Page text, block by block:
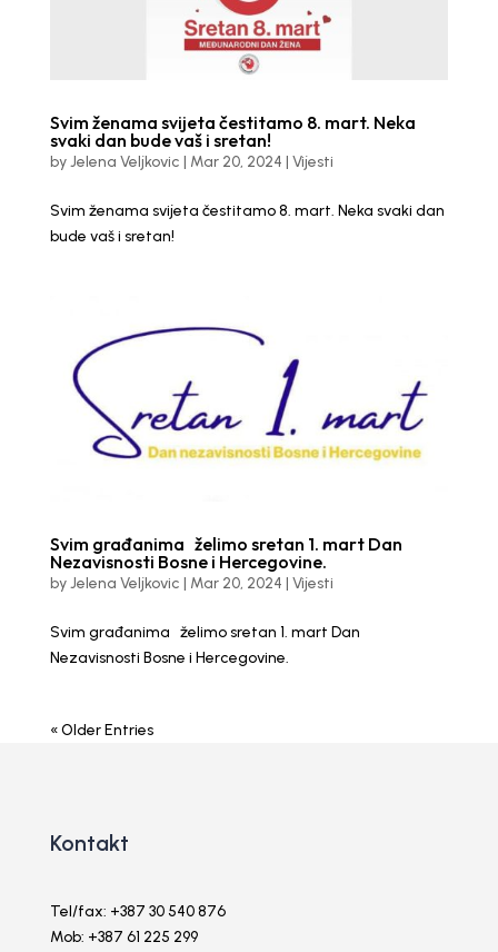
Svim ženama svijeta čestitamo 8. mart. Neka
svaki dan bude vaš i sretan!
byJelena Veljkovic | Mar 20, 2024 | Vijesti
Svim ženama svijeta čestitamo 8. mart. Neka svaki dan
bude vaš i sretan!
Svim građanima želimo sretan 1. mart Dan
Nezavisnosti Bosne i Hercegovine.
byJelena Veljkovic | Mar 20, 2024 | Vijesti
Svim građanima želimo sretan 1. mart Dan
Nezavisnosti Bosne i Hercegovine.
« Older Entries
Kontakt
Tel/fax: +387 30 540 876
Mob: +387 61 225 299